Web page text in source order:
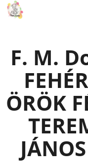
Ugrás
tartalomhoz
F. M.
ÖRÖK
K
M
T
K